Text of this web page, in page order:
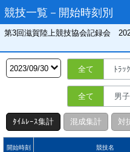
競技一覧－開始時刻別
第3回滋賀陸上競技協会記録会
全て ﾄﾗｯｸ
全て 男子
ﾀｲﾑﾚｰｽ集計 混成集計 対
開始時刻 競技名